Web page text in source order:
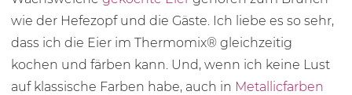
wie der Hefezopf und die Gäste. Ich liebe es so sehr,
dass ich die Eier im Thermomix® gleichzeitig
kochen und färben kann. Und, wenn ich keine Lust
auf klassische Farben habe, auch in Metallicfarben